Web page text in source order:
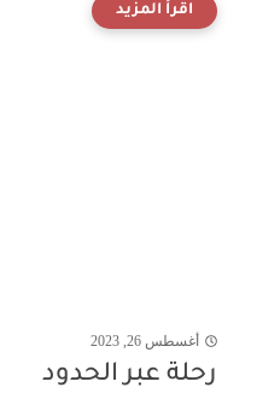
أغسطس 26, 2023
رحلة عبر الحدود